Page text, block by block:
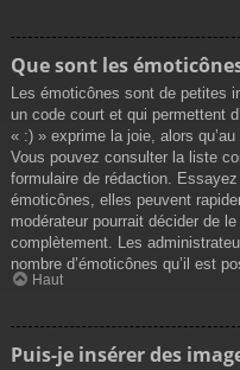
Que sont les
Les émoticônes sont de petites
un code court et qui permettent
« :) » exprime la joie, alors
Vous pouvez consulter la liste
formulaire de rédaction.
émoticônes, elles peuvent
modérateur pourrait décider de
complètement. Les
nombre d’émoticônes qu’il est
Haut
Puis-je insérer des